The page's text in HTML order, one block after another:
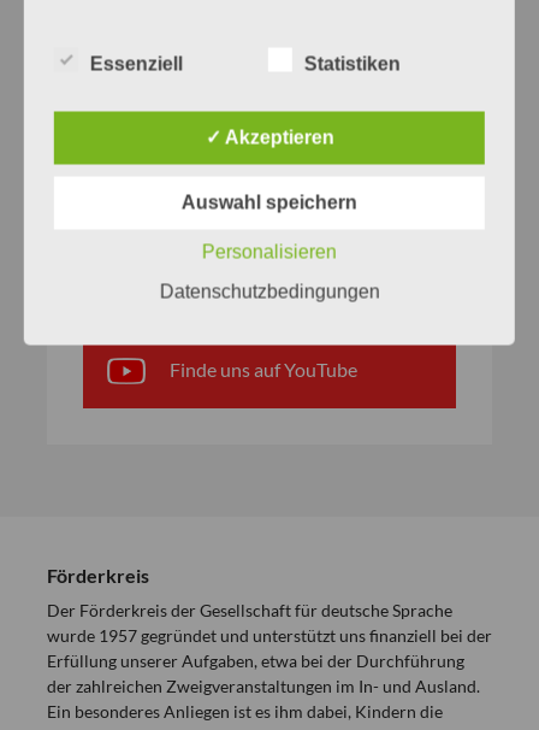
Netzwerke
Finde uns auf Facebook
Finde uns auf Bluesky
Finde uns auf Instagram
Finde uns auf YouTube
Förderkreis
Der Förderkreis der Gesellschaft für deutsche Sprache
wurde 1957 gegründet und unterstützt uns finanziell bei der
Erfüllung unserer Aufgaben, etwa bei der Durchführung
der zahlreichen Zweigveranstaltungen im In- und Ausland.
Ein besonderes Anliegen ist es ihm dabei, Kindern die
Essenziell Statistiken
✓ Akzeptieren
Auswahl speichern
Personalisieren
Datenschutzbedingungen